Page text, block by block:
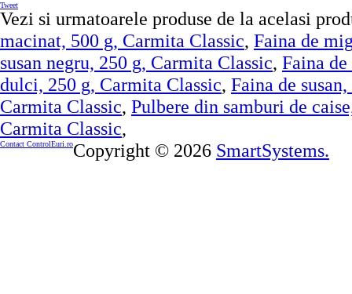
Tweet
Vezi si urmatoarele produse de la acelasi
macinat, 500 g, Carmita Classic, Faina de
susan negru, 250 g, Carmita Classic, Faina
dulci, 250 g, Carmita Classic, Faina de
Carmita Classic, Pulbere din samburi de
Carmita Classic,
Contact ControlEuri.roCopyright © 2026 SmartSystems.